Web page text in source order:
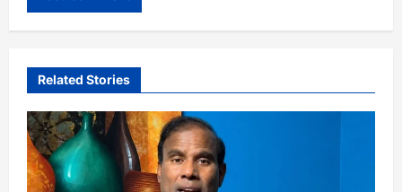
Related Stories